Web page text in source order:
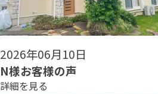
2026年06月08日
N様お客様の声
詳細を見る